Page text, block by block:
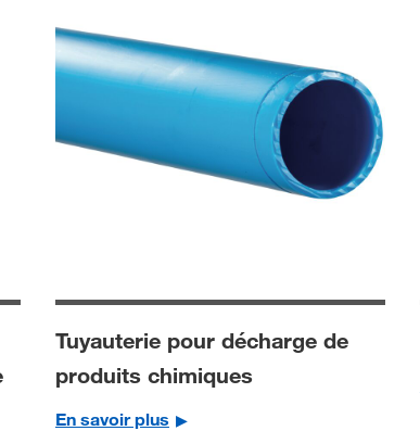
Tuyauterie pour décharge de
produits chimiques
En savoir plus